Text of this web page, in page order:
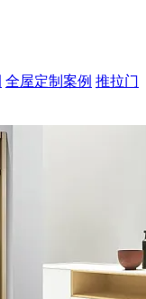
全屋定制案例 推拉门